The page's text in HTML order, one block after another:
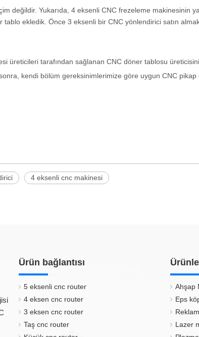
değildir. Yukarıda, 4 eksenli CNC frezeleme makinesinin
ekledik. Önce 3 eksenli bir CNC yönlendirici satın
üreticileri tarafından sağlanan CNC döner tablosu
kendi bölüm gereksinimlerimize göre uygun CNC pikap
4 eksenli cnc makinesi
Ürün bağlantısı
5 eksenli cnc router
4 eksen cnc router
3 eksen cnc router
Taş cnc router
Ahşap
Eps
Lazer